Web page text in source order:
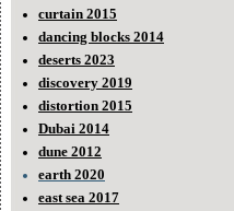
curtain 2015
dancing blocks 2014
deserts 2023
discovery 2019
distortion 2015
Dubai 2014
dune 2012
earth 2020
east sea 2017